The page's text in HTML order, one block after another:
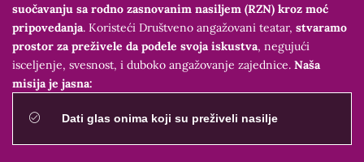
suočavanju sa rodno zasnovanim nasiljem (RZN) kroz moć
pripovedanja. Koristeći Društveno angažovani teatar, stvaramo
prostor za preživele da podele svoja iskustva, negujući
isceljenje, svesnost, i duboko angažovanje zajednice. Naša
misija je jasna:
Dati glas onima koji su preživeli nasilje